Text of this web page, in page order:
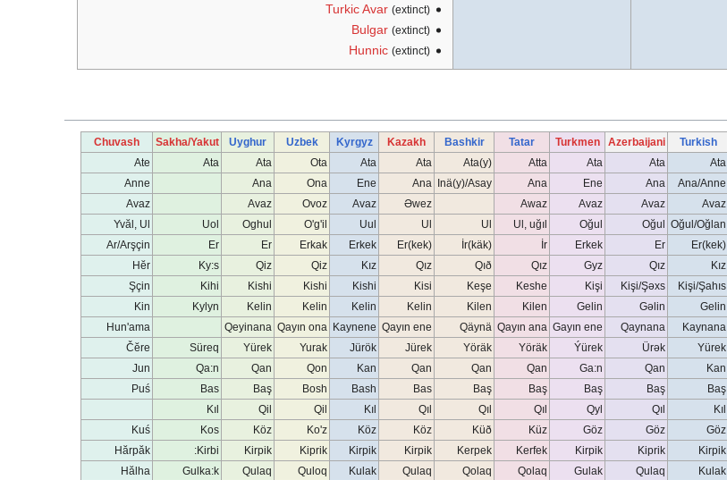
Turkic Avar (extinct)
Bulgar (extinct)
Hunnic (extinct)
Turkish
Azerbaijani
Turkmen
Tatar
Bashkir
Kazakh
Kyrgyz
Uzbek
Uyghur
Sakha/Yakut
Chuvash
Ata
Ata
Ata
Atta
Ata(y)
Ata
Ata
Ota
Ata
Ata
Ate
Ana/Anne
Ana
Ene
Ana
Inä(y)/Asay
Ana
Ene
Ona
Ana
Anne
Avaz
Avaz
Avaz
Awaz
Əwez
Avaz
Ovoz
Avaz
Avaz
Oğul/Oğlan
Oğul
Oğul
Ul, uğıl
Ul
Ul
Uul
O'g'il
Oghul
Uol
Yvăl, Ul
Er(kek)
Er
Erkek
İr
İr(käk)
Er(kek)
Erkek
Erkak
Er
Er
Ar/Arşçin
Kız
Qız
Gyz
Qız
Qıð
Qız
Kız
Qiz
Qiz
Ky:s
Hĕr
Kişi/Şahıs
Kişi/Şəxs
Kişi
Keshe
Keşe
Kisi
Kishi
Kishi
Kishi
Kihi
Şçin
Gelin
Gəlin
Gelin
Kilen
Kilen
Kelin
Kelin
Kelin
Kelin
Kylyn
Kin
Kaynana
Qaynana
Gayın ene
Qayın ana
Qäynä
Qayın ene
Kaynene
Qayın ona
Qeyinana
Hun'ama
Yürek
Ürək
Ýürek
Yöräk
Yöräk
Jürek
Jürök
Yurak
Yürek
Süreq
Čĕre
Kan
Qan
Ga:n
Qan
Qan
Qan
Kan
Qon
Qan
Qa:n
Jun
Baş
Baş
Baş
Baş
Baş
Bas
Bash
Bosh
Baş
Bas
Puś
Kıl
Qıl
Qyl
Qıl
Qıl
Qıl
Kıl
Qil
Qil
Kıl
Göz
Göz
Göz
Küz
Küð
Köz
Köz
Ko'z
Köz
Kos
Kuś
Kirpik
Kiprik
Kirpik
Kerfek
Kerpek
Kirpik
Kirpik
Kiprik
Kirpik
Kirbi:
Hărpăk
Kulak
Qulaq
Gulak
Qolaq
Qolaq
Qulaq
Kulak
Quloq
Qulaq
Gulka:k
Hălha